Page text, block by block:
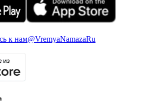
к нам@VremyaNamazaRu